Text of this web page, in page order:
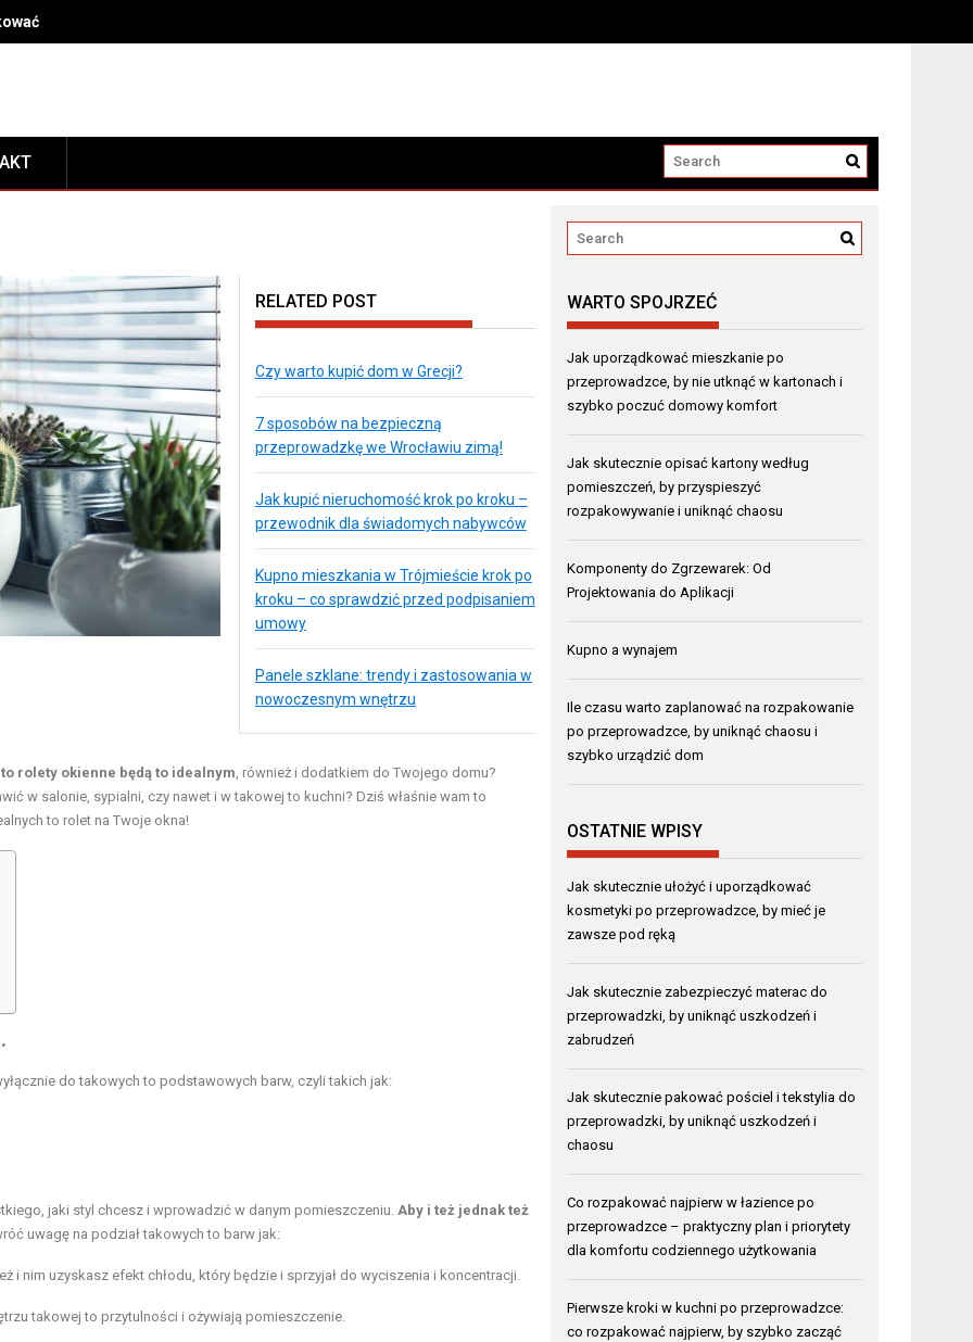
kosmetyki po przeprowadzce, by mieć je zawsze pod ręką
RELATED POST
Czy warto kupić dom w Grecji?
7 sposobów na bezpieczną
przeprowadzkę we Wrocławiu zimą!
Jak kupić nieruchomość krok po kroku –
przewodnik dla świadomych nabywców
Kupno mieszkania w Trójmieście krok po
kroku – co sprawdzić przed podpisaniem
umowy
Panele szklane: trendy i zastosowania w
nowoczesnym wnętrzu
rolety okienne będą to idealnym, również i dodatkiem do Twojego domu?
w salonie, sypialni, czy nawet i w takowej to kuchni? Dziś właśnie wam to
to rolet na Twoje okna!
do takowych to podstawowych barw, czyli takich jak:
jaki styl chcesz i wprowadzić w danym pomieszczeniu. Aby i też jednak też
uwagę na podział takowych to barw jak:
i nim uzyskasz efekt chłodu, który będzie i sprzyjał do wyciszenia i koncentracji.
takowej to przytulności i ożywiają pomieszczenie.
WARTO SPOJRZEĆ
Jak uporządkować mieszkanie po
przeprowadzce, by nie utknąć w kartonach i
szybko poczuć domowy komfort
Jak skutecznie opisać kartony według
pomieszczeń, by przyspieszyć
rozpakowywanie i uniknąć chaosu
Komponenty do Zgrzewarek: Od
Projektowania do Aplikacji
Kupno a wynajem
Ile czasu warto zaplanować na rozpakowanie
po przeprowadzce, by uniknąć chaosu i
szybko urządzić dom
OSTATNIE WPISY
Jak skutecznie ułożyć i uporządkować
kosmetyki po przeprowadzce, by mieć je
zawsze pod ręką
Jak skutecznie zabezpieczyć materac do
przeprowadzki, by uniknąć uszkodzeń i
zabrudzeń
Jak skutecznie pakować pościel i tekstylia do
przeprowadzki, by uniknąć uszkodzeń i
chaosu
Co rozpakować najpierw w łazience po
przeprowadzce – praktyczny plan i priorytety
dla komfortu codziennego użytkowania
Pierwsze kroki w kuchni po przeprowadzce:
co rozpakować najpierw, by szybko zacząć